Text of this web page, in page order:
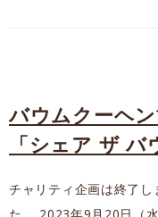
バウムクーヘ
「シェア ザ
チャリティ企画は終了